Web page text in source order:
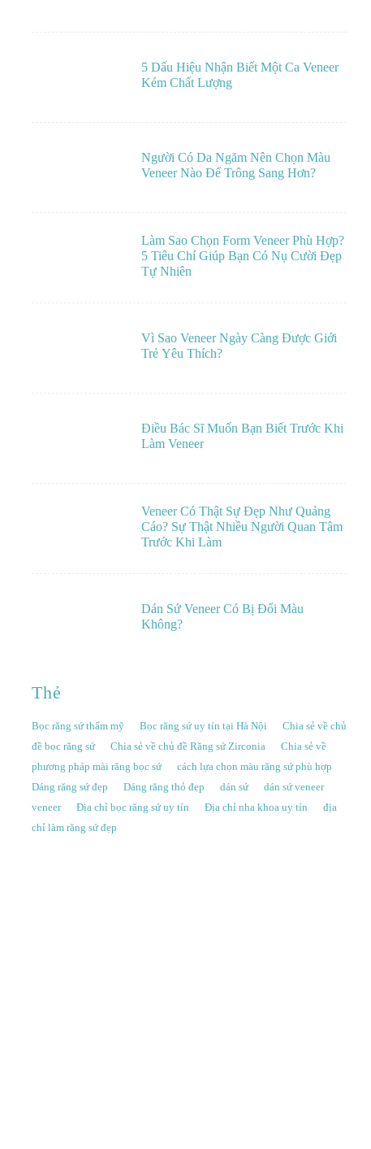
5 Dấu Hiệu Nhận Biết Một Ca Veneer
Kém Chất Lượng
Người Có Da Ngăm Nên Chọn Màu
Veneer Nào Để Trông Sang Hơn?
Làm Sao Chọn Form Veneer Phù Hợp?
5 Tiêu Chí Giúp Bạn Có Nụ Cười Đẹp
Tự Nhiên
Vì Sao Veneer Ngày Càng Được Giới
Trẻ Yêu Thích?
Điều Bác Sĩ Muốn Bạn Biết Trước Khi
Làm Veneer
Veneer Có Thật Sự Đẹp Như Quảng
Cáo? Sự Thật Nhiều Người Quan Tâm
Trước Khi Làm
Dán Sứ Veneer Có Bị Đổi Màu
Không?
Thẻ
Bọc răng sứ thẩm mỹ Bọc răng sứ uy tín tại Hà Nội
Chia sẻ về chủ
đề bọc răng sứ
Chia sẻ về chủ đề Răng sứ Zirconia
Chia sẻ về
phương pháp mài răng bọc sứ
cách lựa chọn màu răng sứ phù hợp
Dáng răng sứ đẹp
Dáng răng thỏ đẹp dán sứ
dán sứ veneer
veneer
Địa chỉ bọc răng sứ uy tín Địa chỉ nha khoa uy tín
địa
chỉ làm răng sứ đẹp